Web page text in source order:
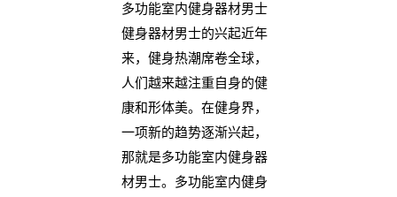
多功能室内健身器材男士
健身器材男士的兴起近年
来，健身热潮席卷全球，
人们越来越注重自身的健
康和形体美。在健身界，
一项新的趋势逐渐兴起，
那就是多功能室内健身器
材男士。多功能室内健身